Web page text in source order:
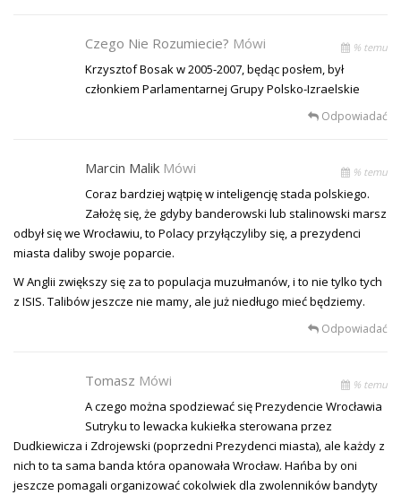
Czego Nie Rozumiecie? Mówi % temu
Krzysztof Bosak w 2005-2007, będąc posłem, był
członkiem Parlamentarnej Grupy Polsko-Izraelskie
Odpowiadać
Marcin Malik Mówi % temu
Coraz bardziej wątpię w inteligencję stada polskiego.
Założę się, że gdyby banderowski lub stalinowski marsz
odbył się we Wrocławiu, to Polacy przyłączyliby się, a prezydenci
miasta daliby swoje poparcie.
W Anglii zwiększy się za to populacja muzułmanów, i to nie tylko tych
z ISIS. Talibów jeszcze nie mamy, ale już niedługo mieć będziemy.
Odpowiadać
Tomasz Mówi % temu
A czego można spodziewać się Prezydencie Wrocławia
Sutryku to lewacka kukiełka sterowana przez
Dudkiewicza i Zdrojewski (poprzedni Prezydenci miasta), ale każdy z
nich to ta sama banda która opanowała Wrocław. Hańba by oni
jeszcze pomagali organizować cokolwiek dla zwolenników bandyty